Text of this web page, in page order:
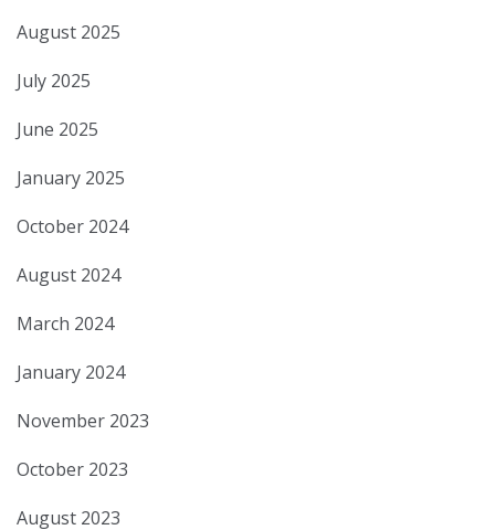
August 2025
July 2025
June 2025
January 2025
October 2024
August 2024
March 2024
January 2024
November 2023
October 2023
August 2023